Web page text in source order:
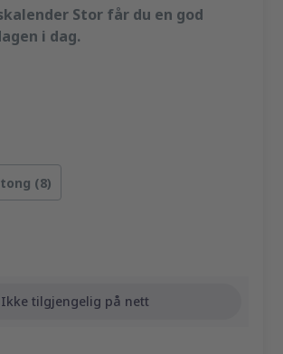
Stor får du en god
i dag.
med bakplate med hull for
side, med daglig praktisk info.
og kongelige fødselsdager.
lett å se datoen på avstand. Riv av
årets dager
side
mm, Bakplate: 240x420 mm
(8)
Ikke tilgjengelig på nett